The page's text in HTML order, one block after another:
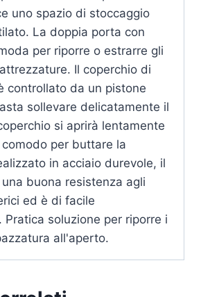
uno spazio di stoccaggio
La doppia porta con
per riporre o estrarre gli
Il coperchio di
controllato da un pistone
sollevare delicatamente il
si aprirà lentamente
per buttare la
in acciaio durevole, il
buona resistenza agli
ed è di facile
Pratica soluzione per riporre i
all'aperto.